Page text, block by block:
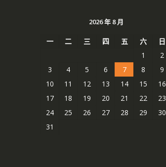
2026 年 8 月
一 二 三 四 五 六
日
1
2
3
4 5 6 7 8
9
10
11 12 13 14 15
16
17
18 19 20 21 22
23
24
25 26 27 28 29
30
31